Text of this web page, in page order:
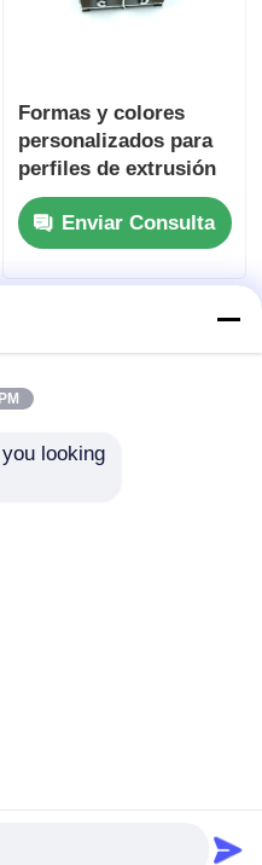
Formas y colores
personalizados para
perfiles de extrusión
de aluminio para
ventanas y puertas
Enviar Consulta
Guangdong Fengge
looking